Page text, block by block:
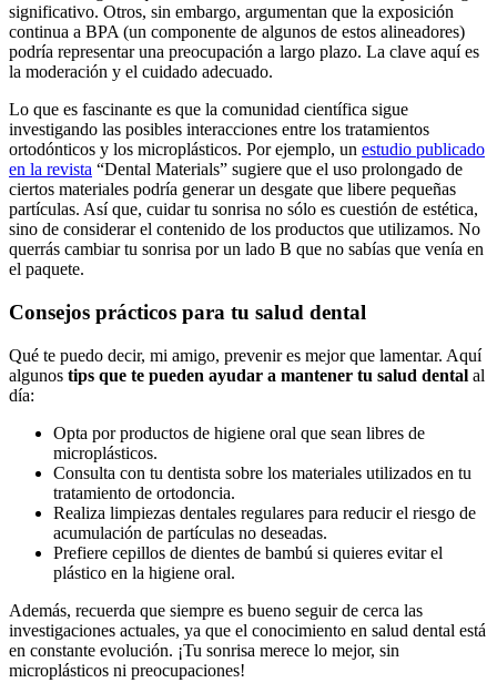
significativo. Otros, sin embargo, argumentan que la exposición
continua a BPA (un componente de algunos de estos alineadores)
podría representar una preocupación a largo plazo. La clave aquí es
la moderación y el cuidado adecuado.
Lo que es fascinante es que la comunidad científica sigue
investigando las posibles interacciones entre los tratamientos
ortodónticos y los microplásticos. Por ejemplo, un estudio publicado
en la revista “Dental Materials” sugiere que el uso prolongado de
ciertos materiales podría generar un desgate que libere pequeñas
partículas. Así que, cuidar tu sonrisa no sólo es cuestión de estética,
sino de considerar el contenido de los productos que utilizamos. No
querrás cambiar tu sonrisa por un lado B que no sabías que venía en
el paquete.
Consejos prácticos para tu salud dental
Qué te puedo decir, mi amigo, prevenir es mejor que lamentar. Aquí
algunos tips que te pueden ayudar a mantener tu salud dental al
día:
Opta por productos de higiene oral que sean libres de
microplásticos.
Consulta con tu dentista sobre los materiales utilizados en tu
tratamiento de ortodoncia.
Realiza limpiezas dentales regulares para reducir el riesgo de
acumulación de partículas no deseadas.
Prefiere cepillos de dientes de bambú si quieres evitar el
plástico en la higiene oral.
Además, recuerda que siempre es bueno seguir de cerca las
investigaciones actuales, ya que el conocimiento en salud dental está
en constante evolución. ¡Tu sonrisa merece lo mejor, sin
microplásticos ni preocupaciones!